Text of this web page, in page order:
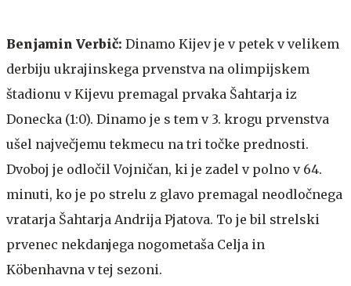
Benjamin Verbič: Dinamo Kijev je v petek v velikem
derbiju ukrajinskega prvenstva na olimpijskem
štadionu v Kijevu premagal prvaka Šahtarja iz
Donecka (1:0). Dinamo je s tem v 3. krogu prvenstva
ušel največjemu tekmecu na tri točke prednosti.
Dvoboj je odločil Vojničan, ki je zadel v polno v 64.
minuti, ko je po strelu z glavo premagal neodločnega
vratarja Šahtarja Andrija Pjatova. To je bil strelski
prvenec nekdanjega nogometaša Celja in
Köbenhavna v tej sezoni.